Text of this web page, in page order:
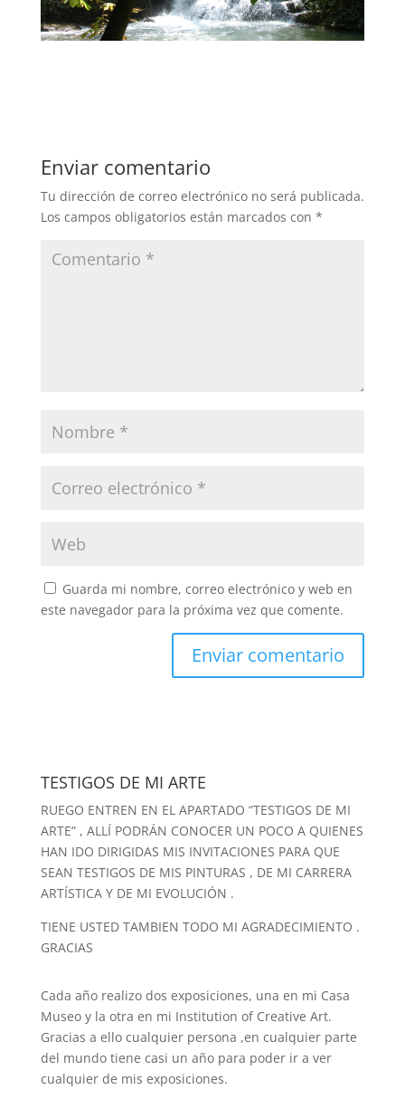
Enviar comentario
Tu dirección de correo electrónico no será publicada.
Los campos obligatorios están marcados con *
Guarda mi nombre, correo electrónico y web en
este navegador para la próxima vez que comente.
TESTIGOS DE MI ARTE
RUEGO ENTREN EN EL APARTADO “TESTIGOS DE MI
ARTE” , ALLÍ PODRÁN CONOCER UN POCO A QUIENES
HAN IDO DIRIGIDAS MIS INVITACIONES PARA QUE
SEAN TESTIGOS DE MIS PINTURAS , DE MI CARRERA
ARTÍSTICA Y DE MI EVOLUCIÓN .
TIENE USTED TAMBIEN TODO MI AGRADECIMIENTO .
GRACIAS
Cada año realizo dos exposiciones, una en mi Casa
Museo y la otra en mi Institution of Creative Art.
Gracias a ello cualquier persona ,en cualquier parte
del mundo tiene casi un año para poder ir a ver
cualquier de mis exposiciones.